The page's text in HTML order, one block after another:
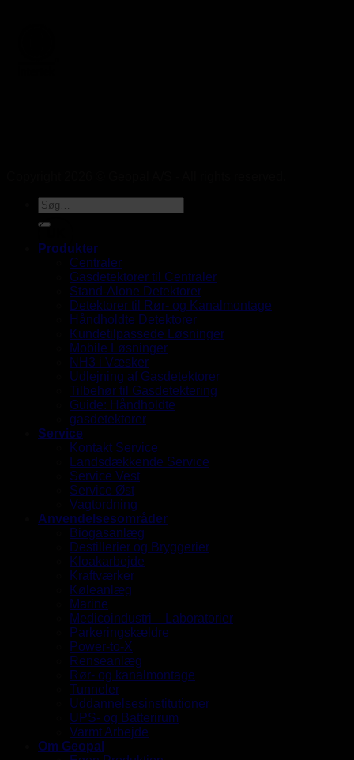
Produkter
Centraler
Gasdetektorer til Centraler
Stand-Alone Detektorer
Detektorer til Rør- og Kanalmontage
Håndholdte Detektorer
Kundetilpassede Løsninger
Mobile Løsninger
NH3 i Væsker
Udlejning af Gasdetektorer
Tilbehør til Gasdetektering
Guide: Håndholdte
gasdetektorer
Service
Kontakt Service
Landsdækkende Service
Service Vest
Service Øst
Vagtordning
Anvendelsesområder
Biogasanlæg
Destillerier og Bryggerier
Kloakarbejde
Kraftværker
Køleanlæg
Marine
Medicoindustri – Laboratorier
Parkeringskældre
Power-to-X
Renseanlæg
Rør- og kanalmontage
Tunneler
Uddannelsesinstitutioner
UPS- og Batterirum
Varmt Arbejde
Om Geopal